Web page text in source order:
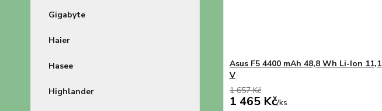
Gigabyte
Haier
Hasee
Highlander
Asus F5 4400 mAh 48,8 Wh Li-Ion 11,1
V
1 657 Kč
1 465 Kč/ks